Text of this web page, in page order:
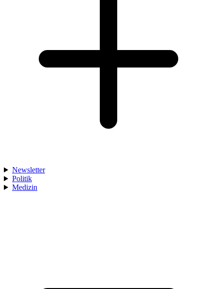
Newsletter
Politik
Medizin